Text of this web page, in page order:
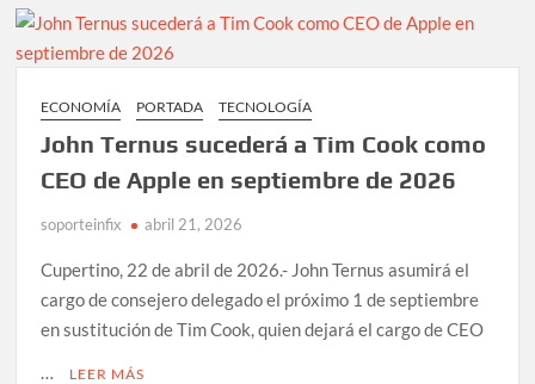
ECONOMÍA PORTADA TECNOLOGÍA
John Ternus sucederá a Tim Cook como
CEO de Apple en septiembre de 2026
soporteinfix abril 21, 2026
Cupertino, 22 de abril de 2026.- John Ternus asumirá el
cargo de consejero delegado el próximo 1 de septiembre
en sustitución de Tim Cook, quien dejará el cargo de CEO
…
LEER MÁS